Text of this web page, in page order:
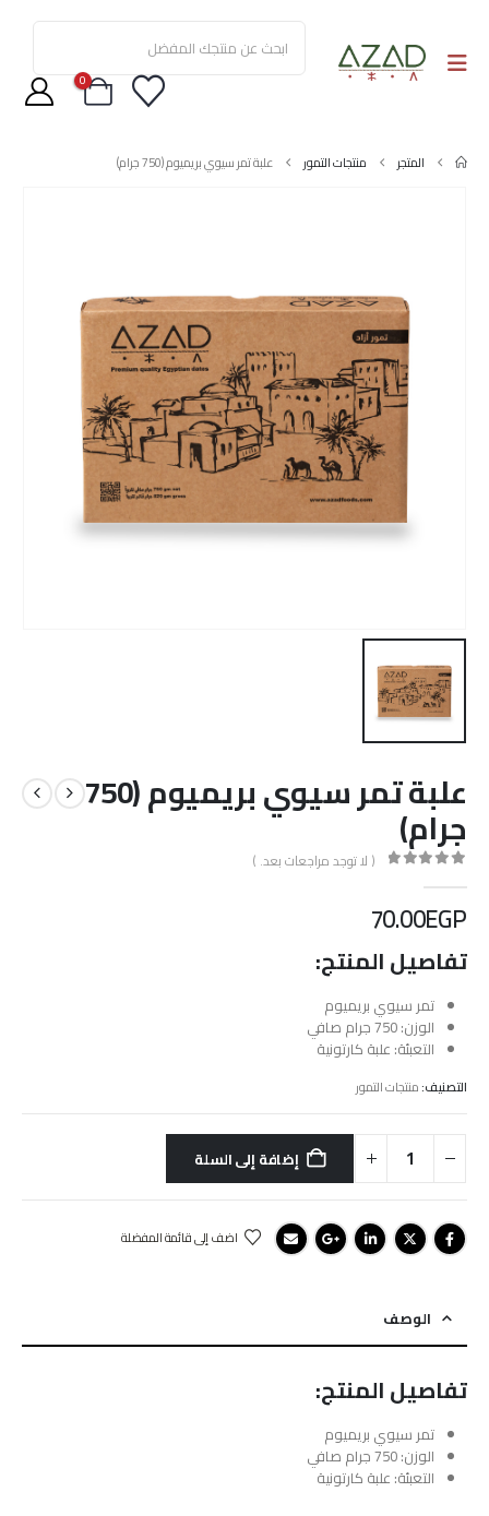
0
المتجر منتجات التمور علبة تمر سيوي بريميوم (750 جرام)
علبة تمر سيوي بريميوم (750
جرام)
( لا توجد مراجعات بعد. )
70.00EGP
تفاصيل المنتج:
تمر سيوي بريميوم
الوزن: 750 جرام صافي
التعبئة: علبة كارتونية
التصنيف:منتجات التمور
إضافة إلى السلة
اضف إلى قائمة المفضلة
الوصف
تفاصيل المنتج:
تمر سيوي بريميوم
الوزن: 750 جرام صافي
التعبئة: علبة كارتونية